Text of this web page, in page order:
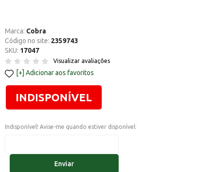
Marca: Cobra
Código no site: 2359743
SKU: 17047
Visualizar avaliações
Adicionar aos favoritos
INDISPONÍVEL
Indisponível! Avise-me quando estiver disponível:
Enviar